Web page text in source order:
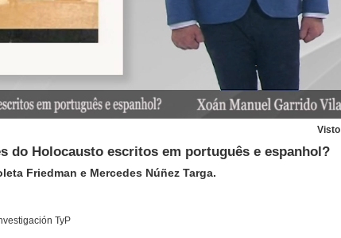
Visto
do Holocausto escritos em português e espanhol?
Friedman e Mercedes Núñez Targa.
TyP